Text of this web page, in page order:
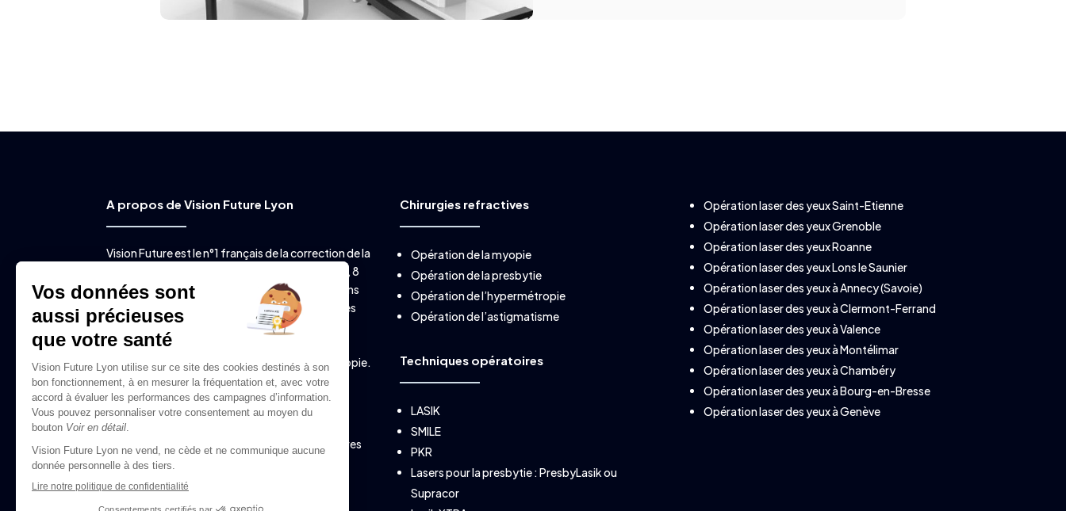
A propos de Vision Future Lyon
Vision Future est le n°1 français de la correction de la
vision par laser avec plus de 15 ans d’expérience, 8
salles d’intervention, plus de 11.000 interventions
chaque année (dont près de 5.000 à Lyon) et des
lasers de dernière génération. Vision Future est
spécialisé dans l’opération de la myopie, de la
presbytie, de l’astigmatisme et de l’hypermétropie.
 20 rue de la Villette – 69003 Lyon

06 82 21 91 71 (urgences post-opératoires
uniquement)
 contact@visionfuturelyon.fr
Chirurgies refractives
Opération de la myopie
Opération de la presbytie
Opération de l’hypermétropie
Opération de l’astigmatisme
Techniques opératoires
LASIK
SMILE
PKR
Lasers pour la presbytie :PresbyLasikou
Supracor
Opération laser des yeux Saint-Etienne
Opération laser des yeux Grenoble
Opération laser des yeux Roanne
Opération laser des yeux Lons le Saunier
Opération laser des yeux à Annecy (Savoie)
Opération laser des yeux à Clermont-Ferrand
Opération laser des yeux à Valence
Opération laser des yeux à Montélimar
Opération laser des yeux à Chambéry
Opération laser des yeux à Bourg-en-Bresse
Opération laser des yeux à Genève